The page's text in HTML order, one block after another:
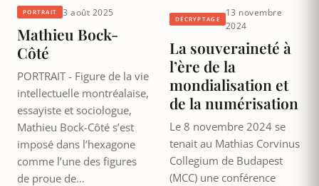
PORTRAIT 3 août 2025
Mathieu Bock-
Côté
PORTRAIT - Figure de la vie
intellectuelle montréalaise,
essayiste et sociologue,
Mathieu Bock-Côté s’est
imposé dans l’hexagone
comme l’une des figures
de proue de…
DÉCRYPTAGE
13 novembre
2024
La souveraineté à
l’ère de la
mondialisation et
de la numérisation
Le 8 novembre 2024 se
tenait au Mathias Corvinus
Collegium de Budapest
(MCC) une conférence